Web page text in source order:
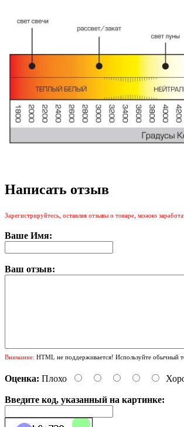
Написать отзыв
Зарегистрируйтесь, оставляя отзывы о товаре, можно
Ваше Имя:
Ваш отзыв:
Внимание: HTML не поддерживается! Используйте обычный
Оценка: Плохо
Введите код, указанный на картинке: